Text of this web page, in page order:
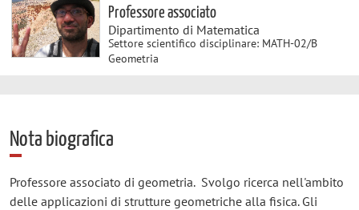
Professore associato
Dipartimento di Matematica
Settore scientifico disciplinare: MATH-02/B
Geometria
Nota biografica
Professore associato di geometria. Svolgo ricerca nell'ambito
delle applicazioni di strutture geometriche alla fisica. Gli